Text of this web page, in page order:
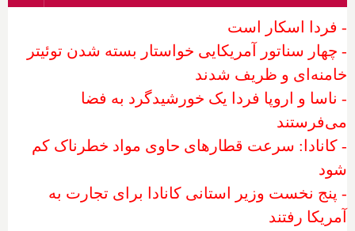
- فردا اسکار است
- چهار سناتور آمریکایی خواستار بسته شدن توئیتر
خامنه‌ای و ظریف شدند
- ناسا و اروپا فردا یک خورشیدگرد به فضا
می‌فرستند
- کانادا: سرعت قطارهای حاوی مواد خطرناک کم
شود
- پنج نخست وزیر استانی کانادا برای تجارت به
آمریکا رفتند